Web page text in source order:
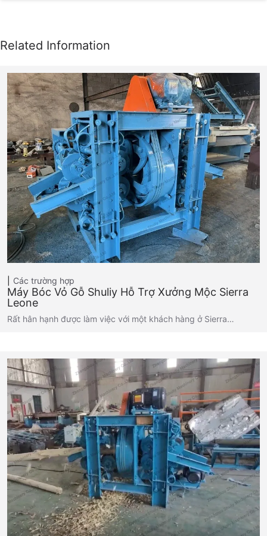
Các trường hợp
Máy Bóc Vỏ Gỗ Shuliy Hỗ Trợ Xưởng Mộc Sierra
Leone
Rất hân hạnh được làm việc với một khách hàng ở Sierra…